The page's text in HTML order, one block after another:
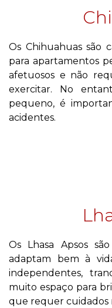
Os Chihuahuas são
para apartamentos
afetuosos e não
exercitar. No
pequeno, é
acidentes.
Os Lhasa Apsos
adaptam bem à
independentes,
muito espaço para
que requer cuidados